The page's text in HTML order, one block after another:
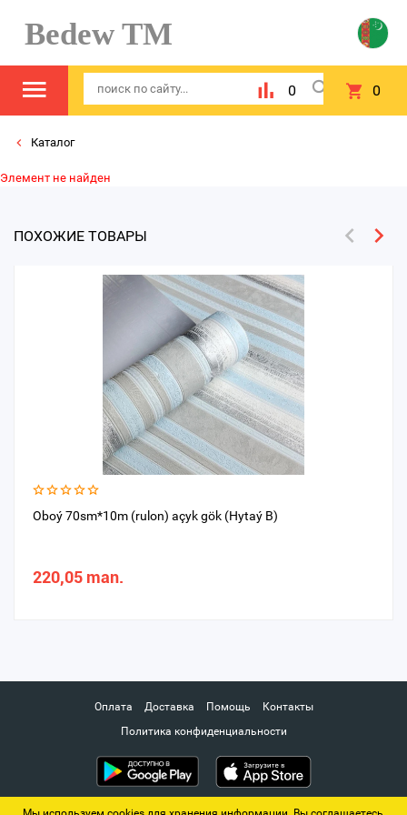
Bedew TM
0 0
Каталог
Элемент не найден
ПОХОЖИЕ ТОВАРЫ
Oboý 70sm*10m (rulon) açyk gök (Hytaý B)
220,05 man.
Оплата Доставка Помощь
Контакты
Политика конфиденциальности